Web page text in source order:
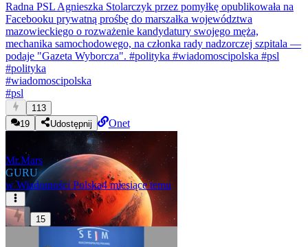
Radna PSL Agnieszka Stolarczyk przez pomyłkę opublikowała na
Facebooku prywatną prośbę do marszałka województwa
mazowieckiego o rozważenie kandydatury swojego męża,
mechanika samochodowego, na członka rady nadzorczej szpitala —
podaje "Gazeta Wyborcza". #polityka #wiadomoscipolska #psl
#polityka
#wiadomoscipolska
#psl
113
19
Udostępnij Onet
Mr.Mars
GURU
w Wiadomości Polska4 miesiące temu
15